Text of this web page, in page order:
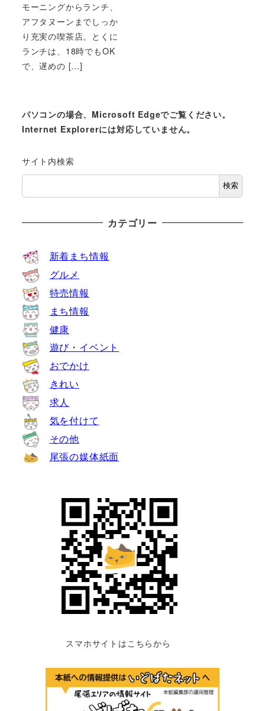
モーニングからランチ、
アフタヌーンまでしっか
り充実の喫茶店。とくに
ランチは、18時でもOK
で、遅めの […]
パソコンの場合、Microsoft Edgeでご覧ください。
Internet Explorerには対応していません。
サイト内検索
検索
カテゴリー
新着まち情報
グルメ
特売情報
まち情報
健康
遊び・イベント
おでかけ
きれい
求人
気を付けて
その他
尾張の媒体紙面
スマホサイトはこちらから